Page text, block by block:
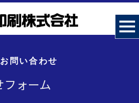
お問い合わせ